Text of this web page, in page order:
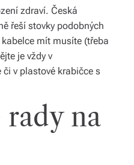
zdraví. Česká
řeší stovky podobných
mít musíte (třeba
je vždy v
v plastové krabičce s
na